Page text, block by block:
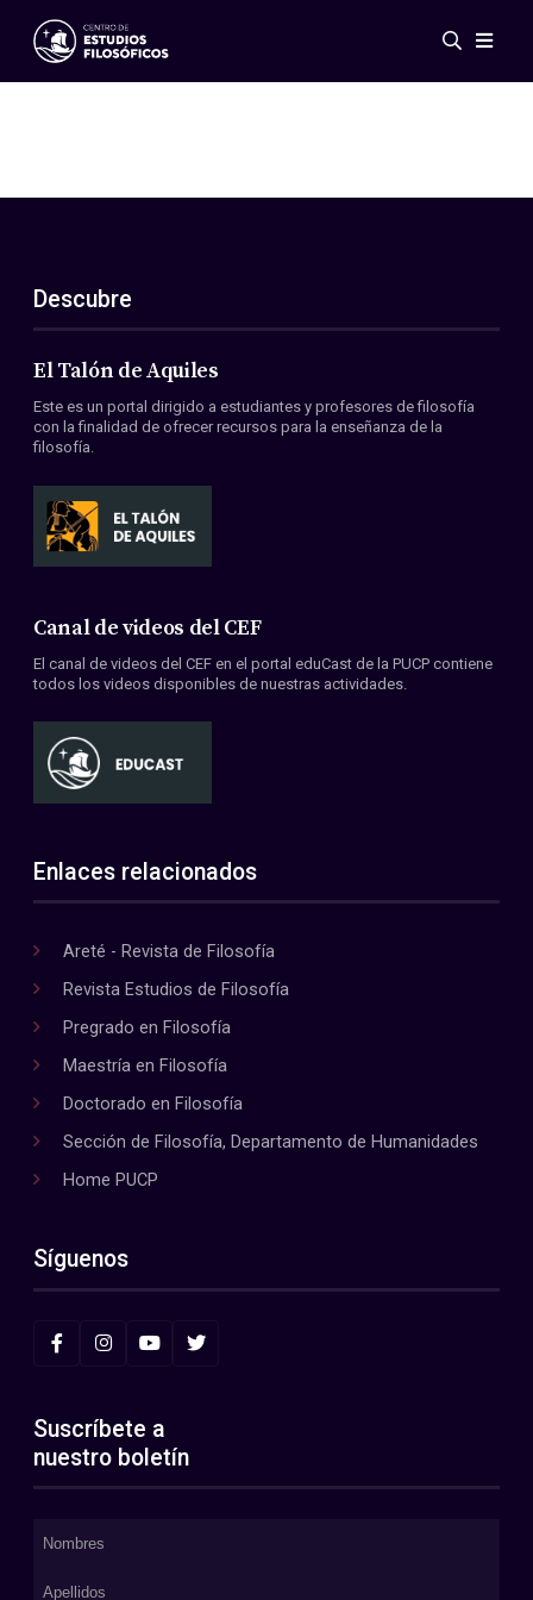
Eventos
ES
EN
Acerca de nosotros
Miembros
Convenios
Descubre
El Talón de Aquiles
Este es un portal dirigido a estudiantes y profesores de filosofía
con la finalidad de ofrecer recursos para la enseñanza de la
filosofía.
Canal de videos del CEF
El canal de videos del CEF en el portal eduCast de la PUCP contiene
todos los videos disponibles de nuestras actividades.
Enlaces relacionados
Areté - Revista de Filosofía
Revista Estudios de Filosofía
Pregrado en Filosofía
Maestría en Filosofía
Doctorado en Filosofía
Sección de Filosofía, Departamento de Humanidades
Home PUCP
Síguenos
Suscríbete a
nuestro boletín